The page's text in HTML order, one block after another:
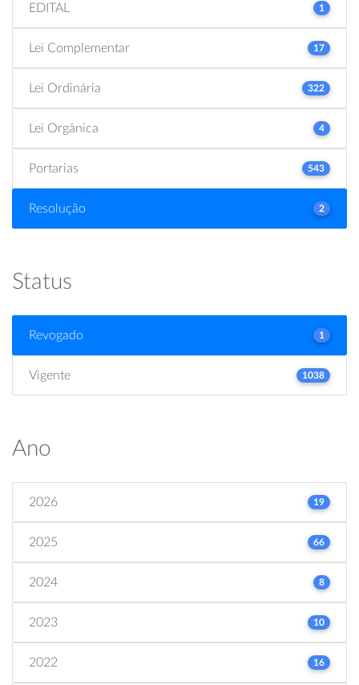
EDITAL 1
Lei Complementar 17
Lei Ordinária 322
Lei Orgânica 4
Portarias 543
Resolução 2
Status
Revogado 1
Vigente 1038
Ano
2026 19
2025 66
2024 8
2023 10
2022 16